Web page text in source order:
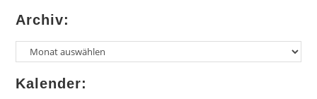
Archiv:
Kalender: